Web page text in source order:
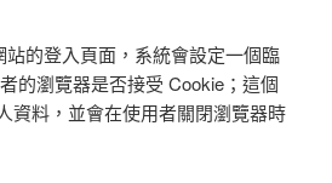
的登入頁面，系統會設定一個臨
的瀏覽器是否接受 Cookie；這個
資料，並會在使用者關閉瀏覽器時